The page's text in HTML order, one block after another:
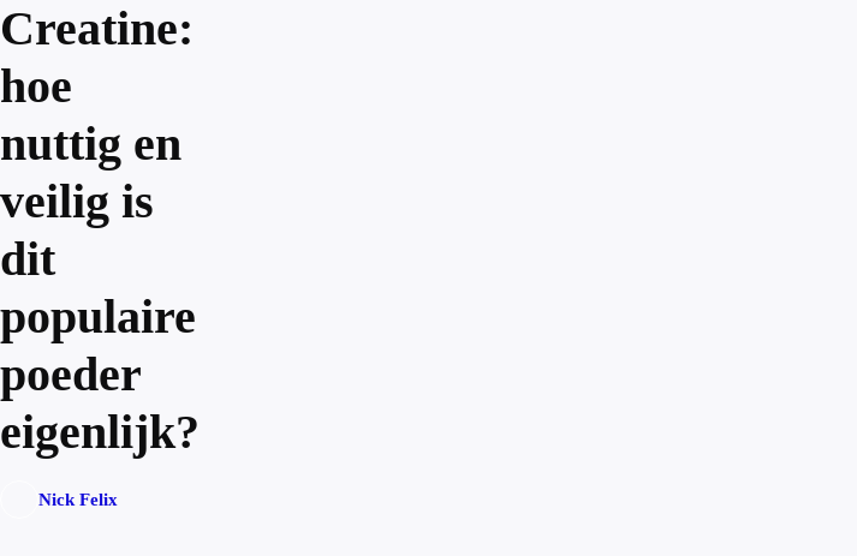
Creatine:
hoe
nuttig en
veilig is
dit
populaire
poeder
eigenlijk?
Nick Felix